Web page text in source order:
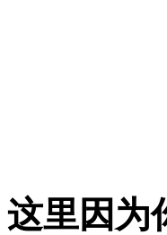
这里因为